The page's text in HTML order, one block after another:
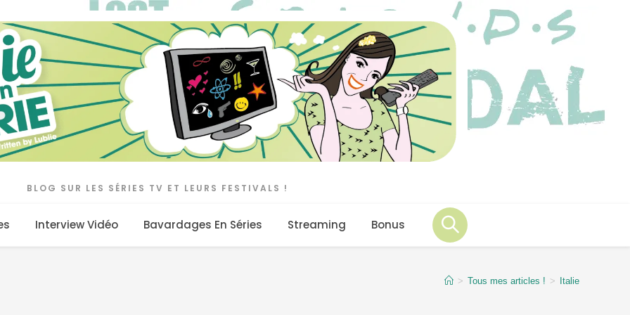
BLOG SUR LES SÉRIES TV ET LEURS FESTIVALS !
Interview Vidéo Bavardages En Séries Streaming Bonus
> Tous mes articles ! > Italie